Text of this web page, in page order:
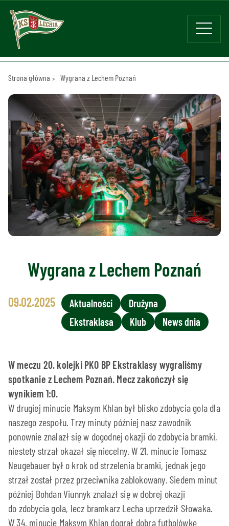
Strona główna Wygrana z Lechem Poznań
Wygrana z Lechem Poznań
09.02.2025 Aktualności
Drużyna
Ekstraklasa
Klub News dnia
W meczu 20. kolejki PKO BP Ekstraklasy wygraliśmy
spotkanie z Lechem Poznań. Mecz zakończył się
wynikiem 1:0.
W drugiej minucie Maksym Khlan był blisko zdobycia gola dla
naszego zespołu. Trzy minuty później nasz zawodnik
ponownie znalazł się w dogodnej okazji do zdobycia bramki,
niestety strzał okazał się niecelny. W 21. minucie Tomasz
Neugebauer był o krok od strzelenia bramki, jednak jego
strzał został przez przeciwnika zablokowany. Siedem minut
później Bohdan Viunnyk znalazł się w dobrej okazji
do zdobycia gola, lecz bramkarz Lecha uprzedził Słowaka.
W 34. minucie Maksym Khlan dograł dobrą futbolówkę